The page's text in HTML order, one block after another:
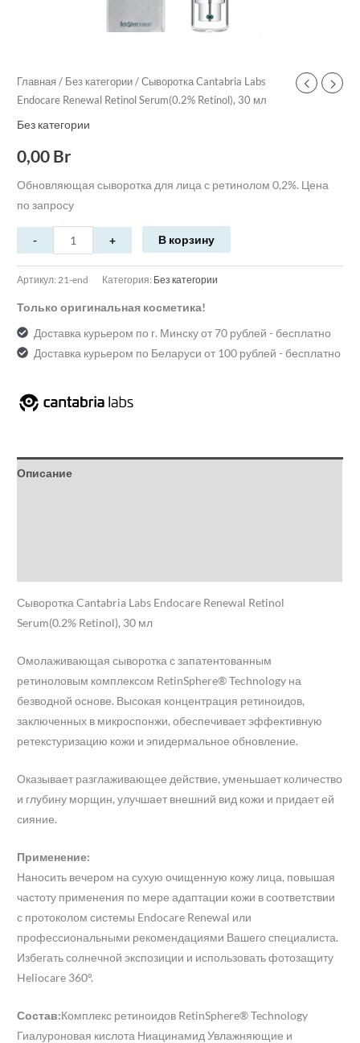
Главная / Без категории / Сыворотка Cantabria Labs
Endocare Renewal Retinol Serum(0.2% Retinol), 30 мл
Без категории
0,00 Br
Обновляющая сыворотка для лица с ретинолом 0,2%. Цена
по запросу
В корзину
Артикул:21-end Категория: Без категории
Только оригинальная косметика!
Доставка курьером по г. Минску от 70 рублей - бесплатно
Доставка курьером по Беларуси от 100 рублей - бесплатно
Описание
Сыворотка Cantabria Labs Endocare Renewal Retinol
Serum(0.2% Retinol), 30 мл
Омолаживающая сыворотка с запатентованным
ретиноловым комплексом RetinSphere® Technology на
безводной основе. Высокая концентрация ретиноидов,
заключенных в микроспонжи, обеспечивает эффективную
ретекстуризацию кожи и эпидермальное обновление.
Оказывает разглаживающее действие, уменьшает количество
и глубину морщин, улучшает внешний вид кожи и придает ей
сияние.
Применение:
Наносить вечером на сухую очищенную кожу лица, повышая
частоту применения по мере адаптации кожи в соответствии
с протоколом системы Endocare Renewal или
профессиональными рекомендациями Вашего специалиста.
Избегать солнечной экспозиции и использовать фотозащиту
Heliocare 360°.
Состав:Комплекс ретиноидов RetinSphere® Technology
Гиалуроновая кислота Ниацинамид Увлажняющие и